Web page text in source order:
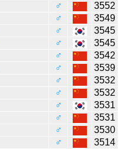
♂
3552
♂
3549
♂
3545
♂
3545
♂
3542
♂
3539
♂
3532
♂
3532
♂
3531
♂
3531
♂
3530
♂
3514